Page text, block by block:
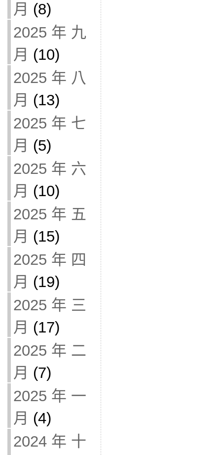
月 (8)
2025 年 九
月 (10)
2025 年 八
月 (13)
2025 年 七
月 (5)
2025 年 六
月 (10)
2025 年 五
月 (15)
2025 年 四
月 (19)
2025 年 三
月 (17)
2025 年 二
月 (7)
2025 年 一
月 (4)
2024 年 十